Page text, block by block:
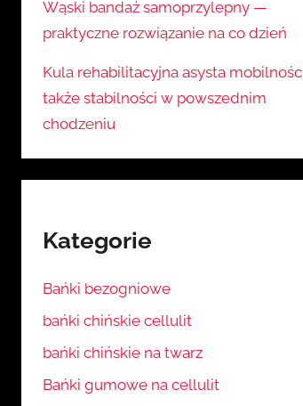
Wąski bandaż samoprzylepny —
praktyczne rozwiązanie na co dzień
Kula rehabilitacyjna asysta
także stabilności w powszednim
chodzeniu
Kategorie
Bańki bezogniowe
bańki chińskie cellulit
bańki chińskie na twarz
Bańki gumowe na cellulit